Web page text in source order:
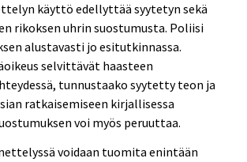
käyttö edellyttää syytetyn sekä
rikoksen uhrin suostumusta. Poliisi
alustavasti jo esitutkinnassa.
selvittävät haasteen
tunnustaako syytetty teon ja
ratkaisemiseen kirjallisessa
voi myös peruuttaa.
voidaan tuomita enintään